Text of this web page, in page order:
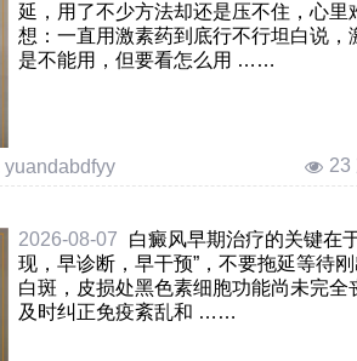
延，用了不少方法却还是压不住，心里
想：一直用激素药到底行不行坦白说，
是不能用，但要看怎么用 ……
yuandabdfyy 23
2026-08-07
白癜风早期治疗的关键在
现，早诊断，早干预”，不要拖延等待
白斑，皮损处黑色素细胞功能尚未完全
及时纠正免疫紊乱和 ……